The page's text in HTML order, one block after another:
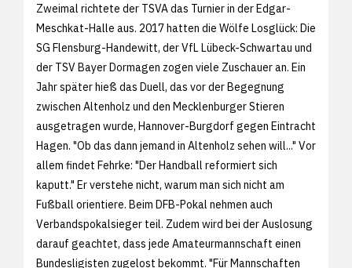
Zweimal richtete der TSVA das Turnier in der Edgar-
Meschkat-Halle aus. 2017 hatten die Wölfe Losglück: Die
SG Flensburg-Handewitt, der VfL Lübeck-Schwartau und
der TSV Bayer Dormagen zogen viele Zuschauer an. Ein
Jahr später hieß das Duell, das vor der Begegnung
zwischen Altenholz und den Mecklenburger Stieren
ausgetragen wurde, Hannover-Burgdorf gegen Eintracht
Hagen. "Ob das dann jemand in Altenholz sehen will..." Vor
allem findet Fehrke: "Der Handball reformiert sich
kaputt." Er verstehe nicht, warum man sich nicht am
Fußball orientiere. Beim DFB-Pokal nehmen auch
Verbandspokalsieger teil. Zudem wird bei der Auslosung
darauf geachtet, dass jede Amateurmannschaft einen
Bundesligisten zugelost bekommt. "Für Mannschaften